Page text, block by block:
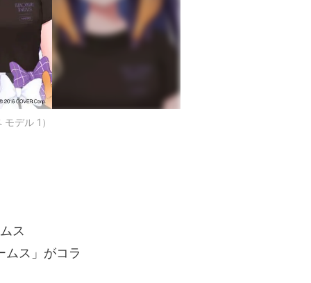
デル 1）
ス
ムス」がコラ